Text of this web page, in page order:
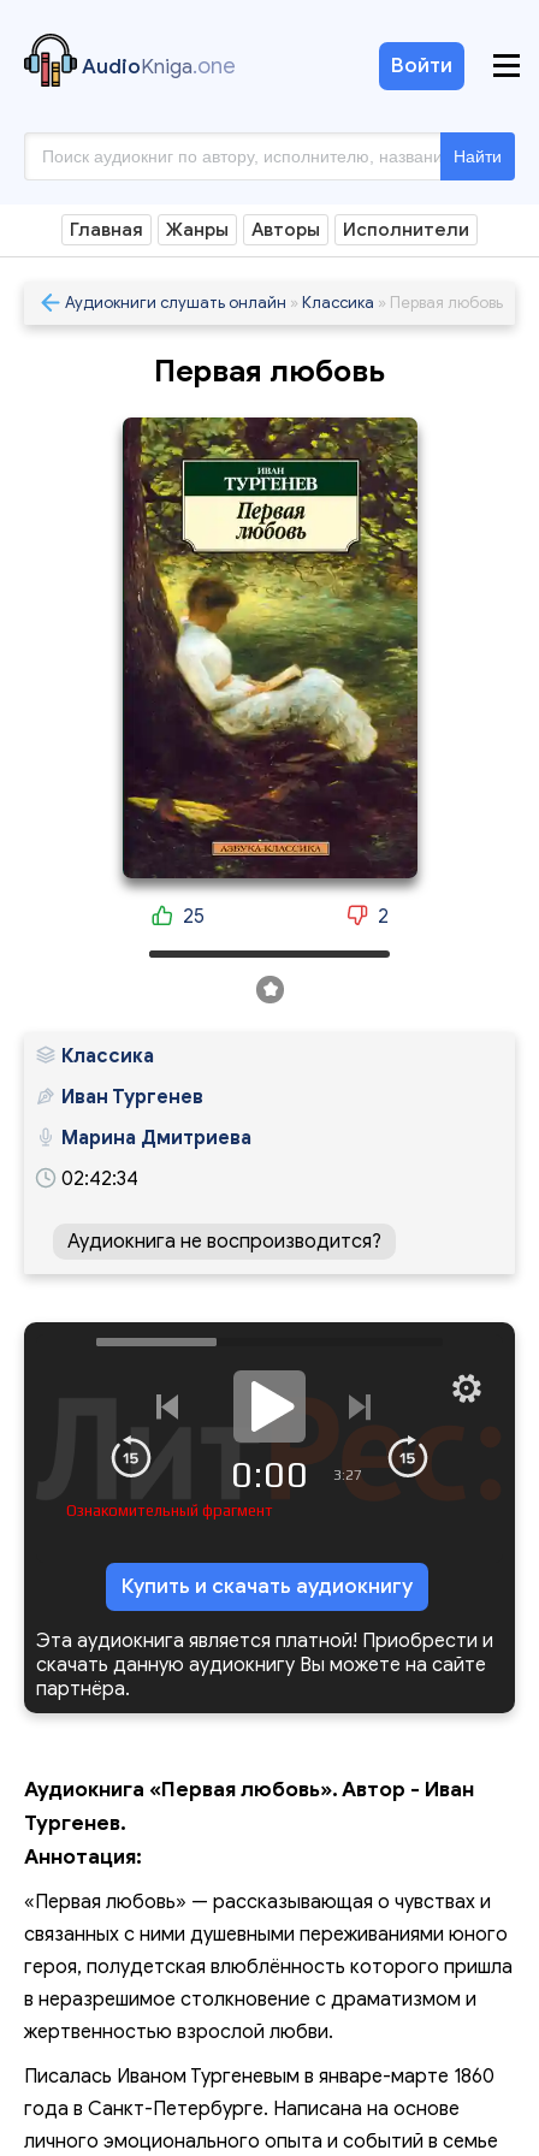
AudioKniga.one
Найти
Войти
Главная Жанры Авторы Исполнители
Аудиокниги слушать онлайн » Классика » Первая любовь
Первая любовь
25 2
Классика
Иван Тургенев
Марина Дмитриева
02:42:34
Аудиокнига не воспроизводится?
0:00 3:27
Ознакомительный фрагмент
Купить и скачать аудиокнигу
Эта аудиокнига является платной! Приобрести и
скачать данную аудиокнигу Вы можете на сайте
партнёра.
Аудиокнига «Первая любовь». Автор - Иван
Тургенев.
Аннотация:
«Первая любовь» — рассказывающая о чувствах и
связанных с ними душевными переживаниями юного
героя, полудетская влюблённость которого пришла
в неразрешимое столкновение с драматизмом и
жертвенностью взрослой любви.
Писалась Иваном Тургеневым в январе-марте 1860
года в Санкт-Петербурге. Написана на основе
личного эмоционального опыта и событий в семье